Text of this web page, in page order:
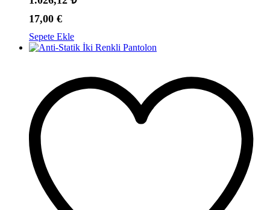
17,00 €
Sepete Ekle